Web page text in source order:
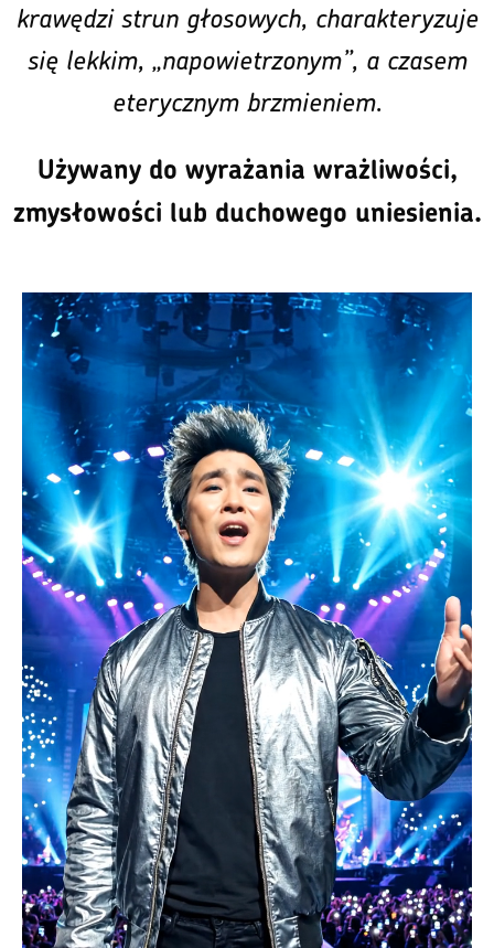
krawędzi strun głosowych, charakteryzuje
się lekkim, „napowietrzonym”, a czasem
eterycznym brzmieniem.
Używany do wyrażania wrażliwości,
zmysłowości lub duchowego uniesienia.